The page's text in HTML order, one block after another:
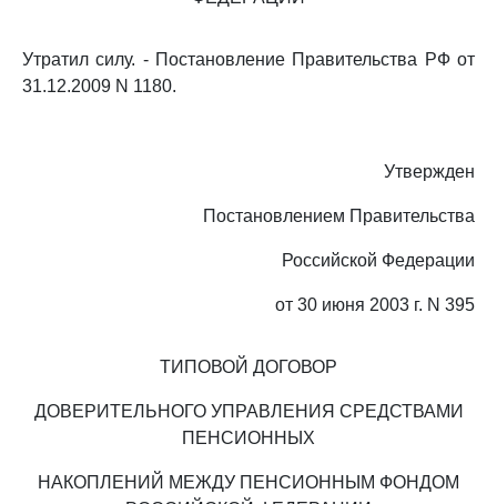
Утратил силу. - Постановление Правительства РФ от
31.12.2009 N 1180.
Утвержден
Постановлением Правительства
Российской Федерации
от 30 июня 2003 г. N 395
ТИПОВОЙ ДОГОВОР
ДОВЕРИТЕЛЬНОГО УПРАВЛЕНИЯ СРЕДСТВАМИ
ПЕНСИОННЫХ
НАКОПЛЕНИЙ МЕЖДУ ПЕНСИОННЫМ ФОНДОМ